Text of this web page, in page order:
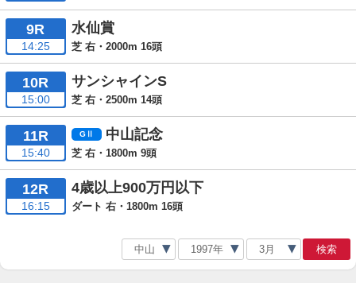
9R
14:25
水仙賞
芝 右・2000m 16頭
10R
15:00
サンシャインS
芝 右・2500m 14頭
11R
15:40
中山記念
芝 右・1800m 9頭
12R
16:15
4歳以上900万円以下
ダート 右・1800m 16頭
検索